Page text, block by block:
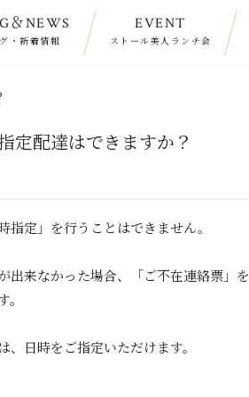
＆NEWS
・新着情報
EVENT
ストール美人ランチ会
定配達はできますか？
指定」を行うことはできません。
出来なかった場合、「ご不在連絡票」
、日時をご指定いただけます。